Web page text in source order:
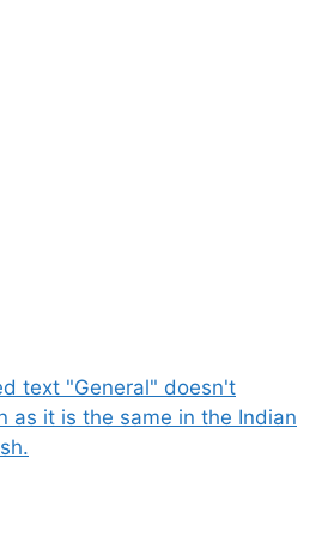
text "General" doesn't
as it is the same in the Indian